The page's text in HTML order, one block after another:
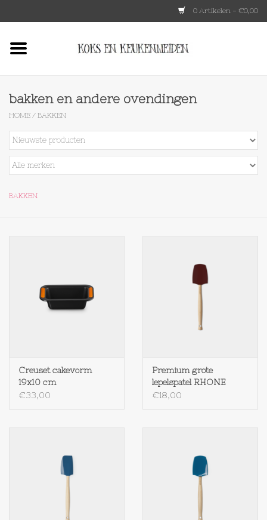
0 Artikelen - €0,00
Tokyo design
Lenta Living
Op Tafel
Vroeger
bakken en andere ovendingen
HOME / BAKKEN
BAKKEN
Creuset cakevorm
19x10 cm
€33,00
Premium grote
lepelspatel RHONE
€18,00